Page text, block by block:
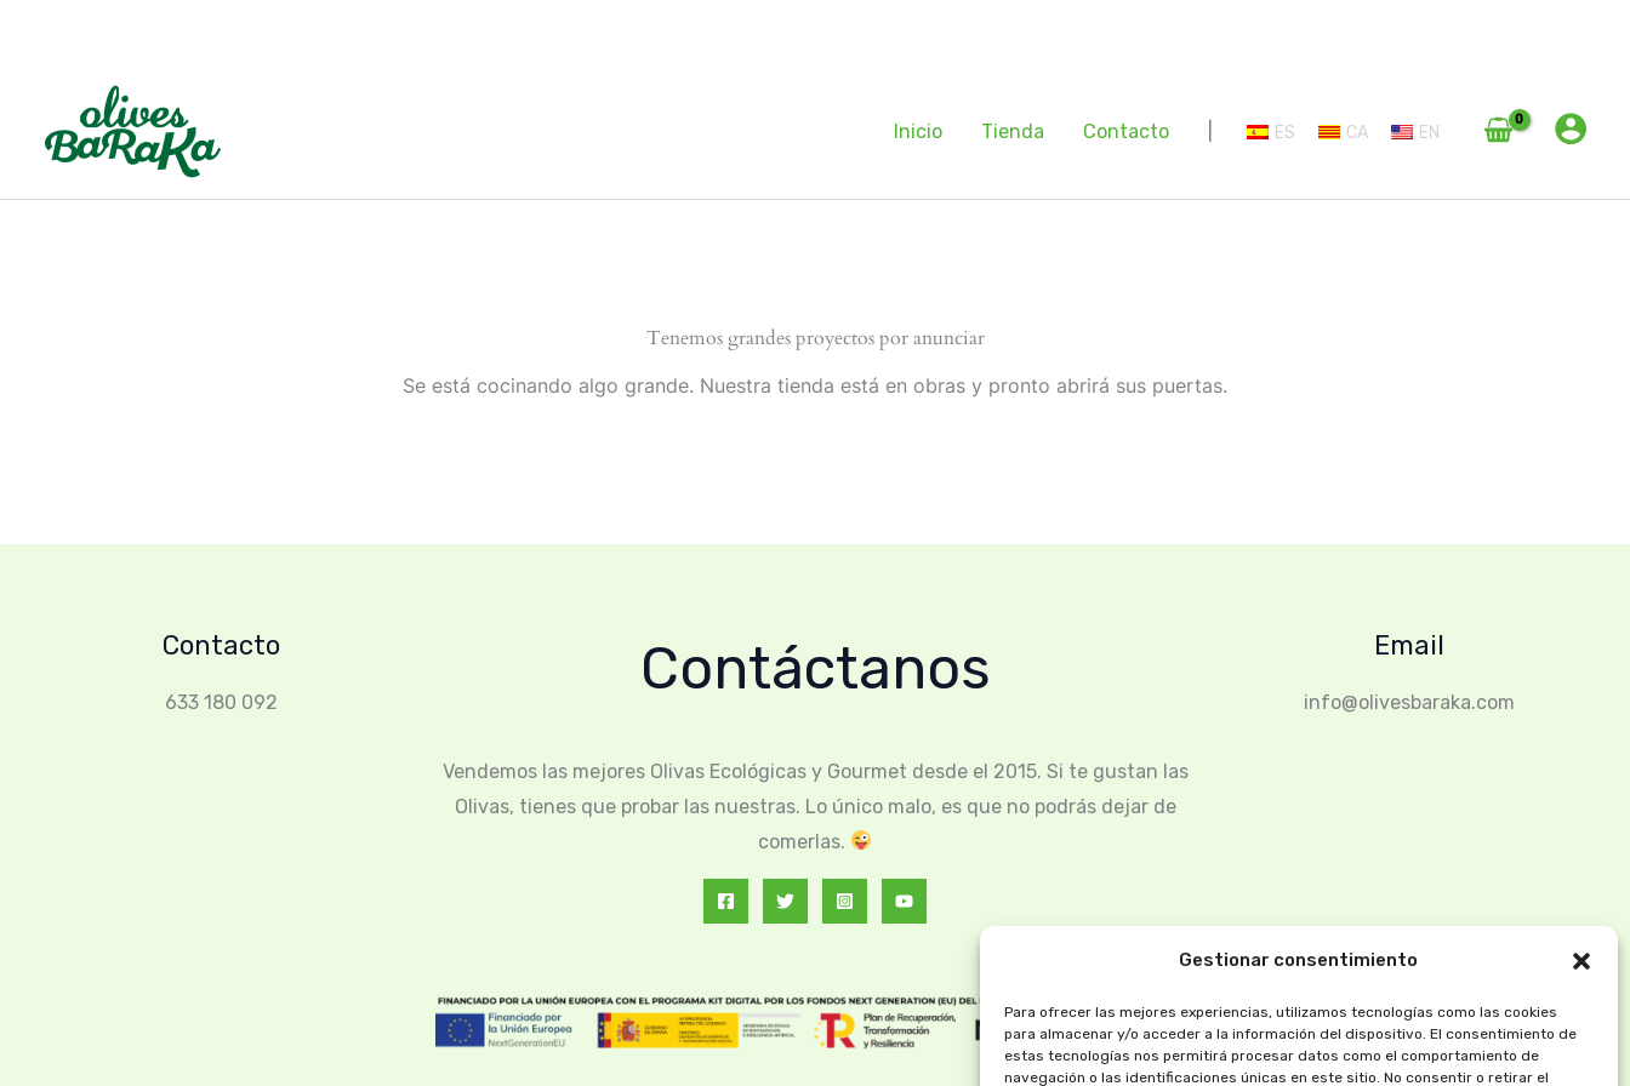
Gestionar consentimiento
Para ofrecer las mejores experiencias, utilizamos tecnologías como las cookies
para almacenar y/o acceder a la información del dispositivo. El consentimiento de
estas tecnologías nos permitirá procesar datos como el comportamiento de
navegación o las identificaciones únicas en este sitio. No consentir o retirar el
Inicio
Tienda Contacto ES CA EN
Tenemos grandes proyectos por anunciar
Se está cocinando algo grande. Nuestra tienda está en obras y pronto abrirá sus puertas.
Contacto
633 180 092 Contáctanos
Vendemos las mejores Olivas Ecológicas y Gourmet desde el 2015. Si te gustan las
Olivas, tienes que probar las nuestras. Lo único malo, es que no podrás dejar de
comerlas.
Email
info@olivesbaraka.com